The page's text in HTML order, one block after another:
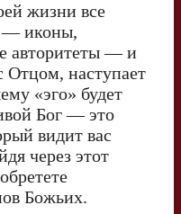
жизни все
— иконы,
авторитеты — и
Отцом, наступает
«эго» будет
Бог — это
видит вас
через этот
Божьих.